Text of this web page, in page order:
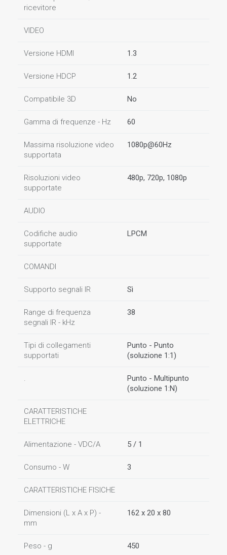
ricevitore
VIDEO
Versione HDMI 1.3
Versione HDCP 1.2
Compatibile 3D No
Gamma di frequenze - Hz 60
Massima risoluzione video
supportata
1080p@60Hz
Risoluzioni video
supportate
480p, 720p, 1080p
AUDIO
Codifiche audio
supportate
LPCM
COMANDI
Supporto segnali IR Sì
Range di frequenza
segnali IR - kHz
38
Tipi di collegamenti
supportati
Punto - Punto
(soluzione 1:1)
.
Punto - Multipunto
(soluzione 1:N)
CARATTERISTICHE
ELETTRICHE
Alimentazione - VDC/A 5 / 1
Consumo - W 3
CARATTERISTICHE FISICHE
Dimensioni (L x A x P) -
mm
162 x 20 x 80
Peso - g 450